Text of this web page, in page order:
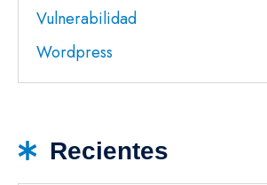
Vulnerabilidad
Wordpress
Recientes